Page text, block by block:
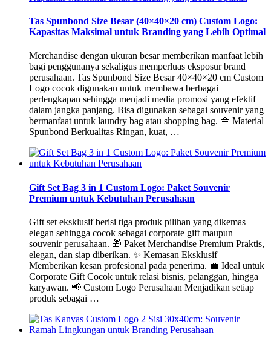
Tas Spunbond Size Besar (40×40×20 cm) Custom Logo:
Kapasitas Maksimal untuk Branding yang Lebih Optimal
Merchandise dengan ukuran besar memberikan manfaat lebih
bagi penggunanya sekaligus memperluas eksposur brand
perusahaan. Tas Spunbond Size Besar 40×40×20 cm Custom
Logo cocok digunakan untuk membawa berbagai
perlengkapan sehingga menjadi media promosi yang efektif
dalam jangka panjang. Bisa digunakan sebagai souvenir yang
bermanfaat untuk laundry bag atau shopping bag. 👜 Material
Spunbond Berkualitas Ringan, kuat, …
Gift Set Bag 3 in 1 Custom Logo: Paket Souvenir
Premium untuk Kebutuhan Perusahaan
Gift set eksklusif berisi tiga produk pilihan yang dikemas
elegan sehingga cocok sebagai corporate gift maupun
souvenir perusahaan. 🎁 Paket Merchandise Premium Praktis,
elegan, dan siap diberikan. ✨ Kemasan Eksklusif
Memberikan kesan profesional pada penerima. 💼 Ideal untuk
Corporate Gift Cocok untuk relasi bisnis, pelanggan, hingga
karyawan. 📢 Custom Logo Perusahaan Menjadikan setiap
produk sebagai …